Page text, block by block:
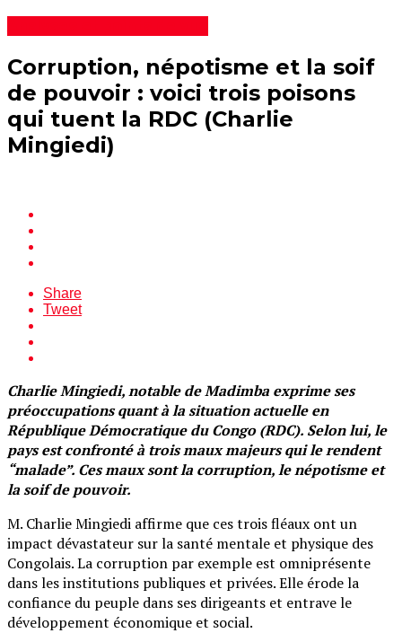
Corruption, népotisme et la soif
de pouvoir : voici trois poisons
qui tuent la RDC (Charlie
Mingiedi)
Share
Tweet
Charlie Mingiedi, notable de Madimba exprime ses
préoccupations quant à la situation actuelle en
République Démocratique du Congo (RDC). Selon lui, le
pays est confronté à trois maux majeurs qui le rendent
“malade”. Ces maux sont la corruption, le népotisme et
la soif de pouvoir.
M. Charlie Mingiedi affirme que ces trois fléaux ont un
impact dévastateur sur la santé mentale et physique des
Congolais. La corruption par exemple est omniprésente
dans les institutions publiques et privées. Elle érode la
confiance du peuple dans ses dirigeants et entrave le
développement économique et social.